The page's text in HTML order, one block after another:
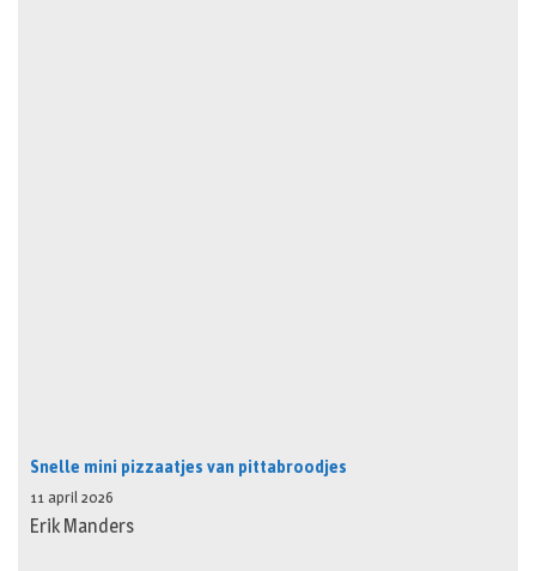
Snelle mini pizzaatjes van pittabroodjes
11 april 2026
Erik Manders